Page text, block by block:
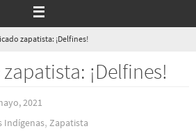
zapatista: ¡Delfines!
¡Delfines!
2021
Indí­genas, Zapatista